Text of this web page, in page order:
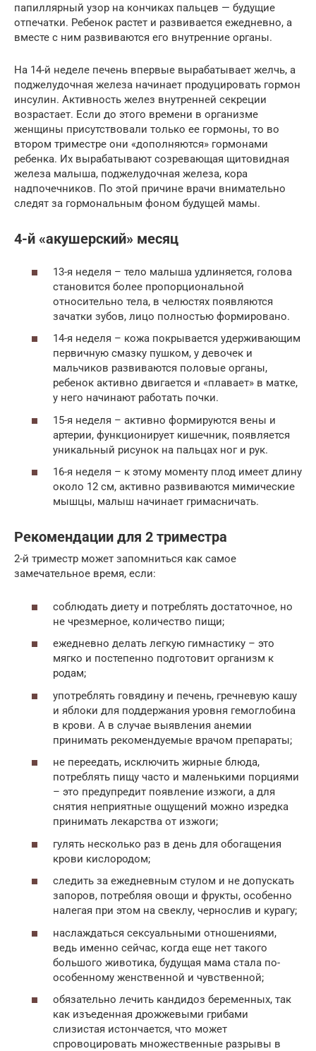
папиллярный узор на кончиках пальцев — будущие
отпечатки. Ребенок растет и развивается ежедневно, а
вместе с ним развиваются его внутренние органы.
На 14-й неделе печень впервые вырабатывает желчь, а
поджелудочная железа начинает продуцировать гормон
инсулин. Активность желез внутренней секреции
возрастает. Если до этого времени в организме
женщины присутствовали только ее гормоны, то во
втором триместре они «дополняются» гормонами
ребенка. Их вырабатывают созревающая щитовидная
железа малыша, поджелудочная железа, кора
надпочечников. По этой причине врачи внимательно
следят за гормональным фоном будущей мамы.
4-й «акушерский» месяц
13-я неделя – тело малыша удлиняется, голова
становится более пропорциональной
относительно тела, в челюстях появляются
зачатки зубов, лицо полностью формировано.
14-я неделя – кожа покрывается удерживающим
первичную смазку пушком, у девочек и
мальчиков развиваются половые органы,
ребенок активно двигается и «плавает» в матке,
у него начинают работать почки.
15-я неделя – активно формируются вены и
артерии, функционирует кишечник, появляется
уникальный рисунок на пальцах ног и рук.
16-я неделя – к этому моменту плод имеет длину
около 12 см, активно развиваются мимические
мышцы, малыш начинает гримасничать.
Рекомендации для 2 триместра
2-й триместр может запомниться как самое
замечательное время, если:
соблюдать диету и потреблять достаточное, но
не чрезмерное, количество пищи;
ежедневно делать легкую гимнастику – это
мягко и постепенно подготовит организм к
родам;
употреблять говядину и печень, гречневую кашу
и яблоки для поддержания уровня гемоглобина
в крови. А в случае выявления анемии
принимать рекомендуемые врачом препараты;
не переедать, исключить жирные блюда,
потреблять пищу часто и маленькими порциями
– это предупредит появление изжоги, а для
снятия неприятные ощущений можно изредка
принимать лекарства от изжоги;
гулять несколько раз в день для обогащения
крови кислородом;
следить за ежедневным стулом и не допускать
запоров, потребляя овощи и фрукты, особенно
налегая при этом на свеклу, чернослив и курагу;
наслаждаться сексуальными отношениями,
ведь именно сейчас, когда еще нет такого
большого животика, будущая мама стала по-
особенному женственной и чувственной;
обязательно лечить кандидоз беременных, так
как изъеденная дрожжевыми грибами
слизистая истончается, что может
спровоцировать множественные разрывы в